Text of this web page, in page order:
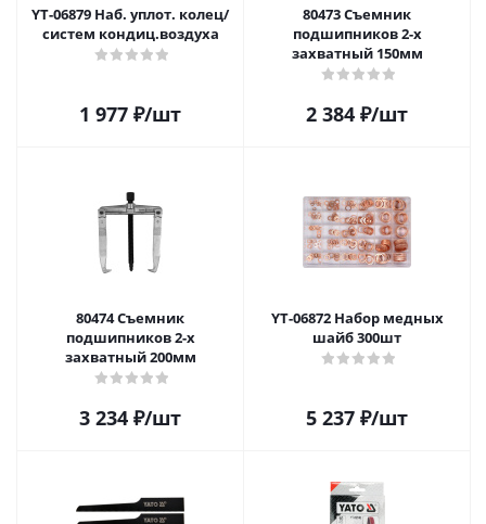
YT-06879 Наб. уплот. колец/
систем кондиц.воздуха
1 977 ₽/шт
80473 Съемник
подшипников 2-х
захватный 150мм
2 384 ₽/шт
80474 Съемник
подшипников 2-х
захватный 200мм
3 234 ₽/шт
YT-06872 Набор медных
шайб 300шт
5 237 ₽/шт